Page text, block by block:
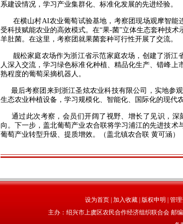
系建设情况，学习产业集群化、标准化发展的先进经验。
在横山村AI农业葡萄试验基地，考察团现场观摩智能
受科技赋能农业的高效模式。在“果-菌”立体生态套种技
羊肚菌。在这里，考察团就果菌套种可行性开展了交流。
靓松家庭农场作为浙江省示范家庭农场，创建了浙江
人深入交流，学习绿色标准化种植、精品化生产、错峰
熟程度的葡萄采摘机器人。
最后考察团来到浙江圣炫农业科技有限公司，实地参
生态农业种植设备，学习规模化、智能化、国际化的现代
通过此次考察，会员们开阔了视野、增长了见识，深
向。下一步，盖北葡萄产业农合联将学习浦江的先进技
葡萄产业转型升级、提质增效。（盖北镇农合联 黄可涵）
设为首页 加入收藏 版权申明 管
主办：绍兴市上虞区农民合作经济组织联合会 邮